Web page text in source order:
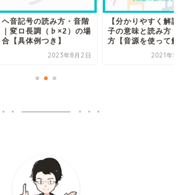
ヘ音記号の読み方・音階
｜変ロ長調（♭×2）の場
合【具体例つき】
2023年8月2日
【分かりやすく解説
子の意味と読み方・
方【音源を使って解
2021年5